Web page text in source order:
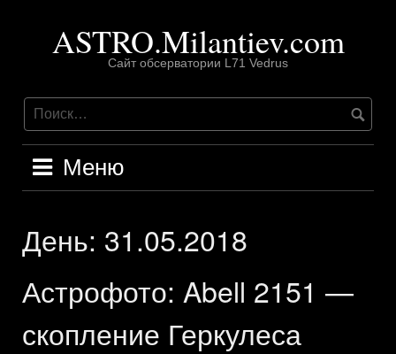
содержимомуASTRO.Milantiev.com
Сайт обсерватории L71 Vedrus
Меню
День: 31.05.2018
Астрофото: Abell 2151 —
скопление Геркулеса